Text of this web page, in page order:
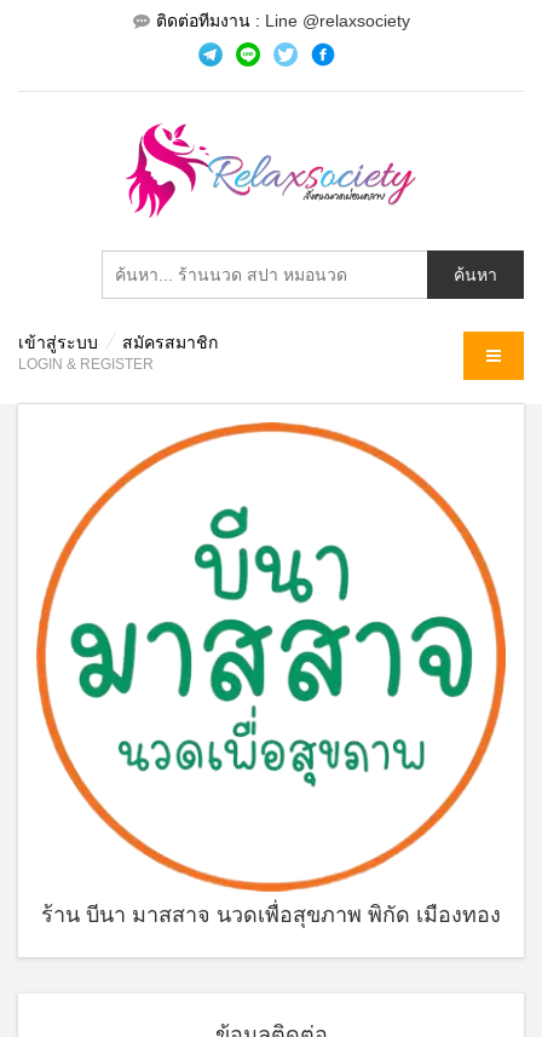
ติดต่อทีมงาน : Line @relaxsociety
เข้าสู่ระบบ สมัครสมาชิก
LOGIN & REGISTER MENU
ร้าน บีนา มาสสาจ นวดเพื่อสุขภาพ พิกัด เมืองทอง